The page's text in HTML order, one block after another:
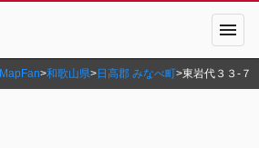
menu
MapFan>和歌山県>日高郡 みなべ町>東岩代３３‐７